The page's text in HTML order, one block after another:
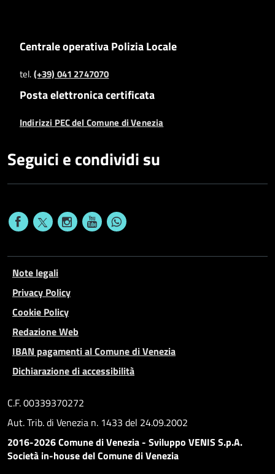
Centrale operativa Polizia Locale
tel.(+39) 041 2747070
Posta elettronica certificata
Indirizzi PEC del Comune di Venezia
Seguici e condividi su
Note legali
Privacy Policy
Cookie Policy
Redazione Web
IBAN pagamenti al Comune di Venezia
Dichiarazione di accessibilità
C.F. 00339370272
Aut. Trib. di Venezia n. 1433 del 24.09.2002
2016-2026 Comune di Venezia - Sviluppo VENIS S.p.A.
Società in-house del Comune di Venezia